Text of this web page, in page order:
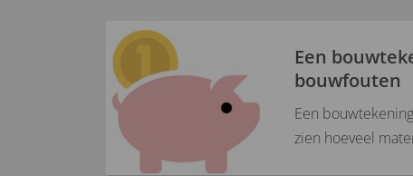
Een
bouwfouten
Een
zien hoeveel